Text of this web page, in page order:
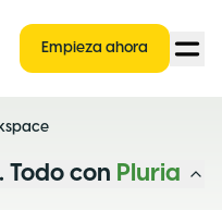
Empieza ahora
Todo con Pluria